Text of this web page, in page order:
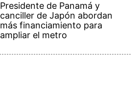
Presidente de Panamá y
canciller de Japón abordan
más financiamiento para
ampliar el metro